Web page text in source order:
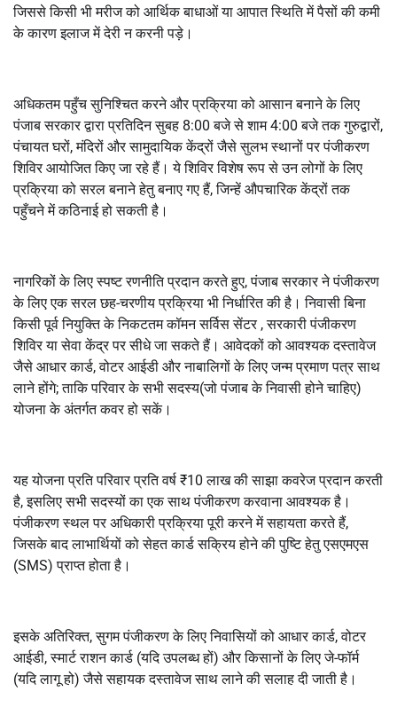
जिससे किसी भी मरीज को आर्थिक बाधाओं या आपात स्थिति में पैसों की कमी
के कारण इलाज में देरी न करनी पड़े।
अधिकतम पहुँच सुनिश्चित करने और प्रक्रिया को आसान बनाने के लिए
पंजाब सरकार द्वारा प्रतिदिन सुबह 8:00 बजे से शाम 4:00 बजे तक गुरुद्वारों,
पंचायत घरों, मंदिरों और सामुदायिक केंद्रों जैसे सुलभ स्थानों पर पंजीकरण
शिविर आयोजित किए जा रहे हैं। ये शिविर विशेष रूप से उन लोगों के लिए
प्रक्रिया को सरल बनाने हेतु बनाए गए हैं, जिन्हें औपचारिक केंद्रों तक
पहुँचने में कठिनाई हो सकती है।
नागरिकों के लिए स्पष्ट रणनीति प्रदान करते हुए, पंजाब सरकार ने पंजीकरण
के लिए एक सरल छह-चरणीय प्रक्रिया भी निर्धारित की है। निवासी बिना
किसी पूर्व नियुक्ति के निकटतम कॉमन सर्विस सेंटर , सरकारी पंजीकरण
शिविर या सेवा केंद्र पर सीधे जा सकते हैं। आवेदकों को आवश्यक दस्तावेज
जैसे आधार कार्ड, वोटर आईडी और नाबालिगों के लिए जन्म प्रमाण पत्र साथ
लाने होंगे; ताकि परिवार के सभी सदस्य(जो पंजाब के निवासी होने चाहिए)
योजना के अंतर्गत कवर हो सकें।
यह योजना प्रति परिवार प्रति वर्ष ₹10 लाख की साझा कवरेज प्रदान करती
है, इसलिए सभी सदस्यों का एक साथ पंजीकरण करवाना आवश्यक है।
पंजीकरण स्थल पर अधिकारी प्रक्रिया पूरी करने में सहायता करते हैं,
जिसके बाद लाभार्थियों को सेहत कार्ड सक्रिय होने की पुष्टि हेतु एसएमएस
(SMS) प्राप्त होता है।
इसके अतिरिक्त, सुगम पंजीकरण के लिए निवासियों को आधार कार्ड, वोटर
आईडी, स्मार्ट राशन कार्ड (यदि उपलब्ध हों) और किसानों के लिए जे-फॉर्म
(यदि लागू हो) जैसे सहायक दस्तावेज साथ लाने की सलाह दी जाती है।